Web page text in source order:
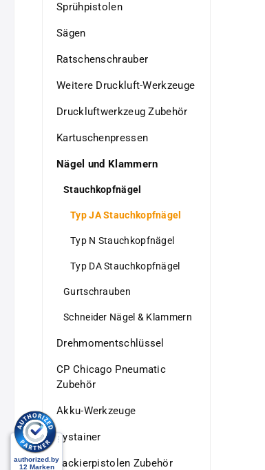
Sprühpistolen
Sägen
Ratschenschrauber
Weitere Druckluft-Werkzeuge
Druckluftwerkzeug Zubehör
Kartuschenpressen
Nägel und Klammern
Stauchkopfnägel
Typ JA Stauchkopfnägel
Typ N Stauchkopfnägel
Typ DA Stauchkopfnägel
Gurtschrauben
Schneider Nägel & Klammern
Drehmomentschlüssel
CP Chicago Pneumatic
Zubehör
Akku-Werkzeuge
Systainer
Lackierpistolen Zubehör